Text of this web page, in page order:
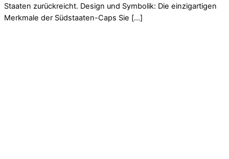
Staaten zurückreicht. Design und Symbolik: Die einzigartigen
Merkmale der Südstaaten-Caps Sie […]